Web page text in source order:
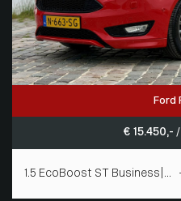
Ford
€ 15.450,-
1.5 EcoBoost ST